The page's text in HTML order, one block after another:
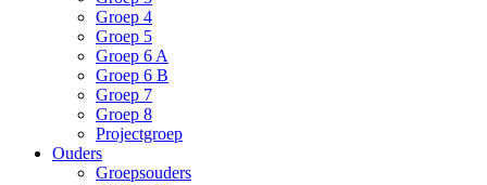
Groep 4
Groep 5
Groep 6 A
Groep 6 B
Groep 7
Groep 8
Projectgroep
Ouders
Groepsouders